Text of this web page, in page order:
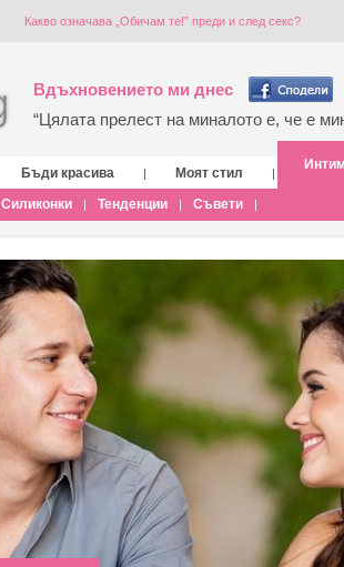
Какво означава „Обичам те!” преди и след секс?
Вдъхновението ми днес
“Цялата прелест на миналото е, че е
Бъди красива | Моят стил |
Силиконки | Тенденции | Съвети |